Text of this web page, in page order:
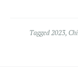
Tagged2023,